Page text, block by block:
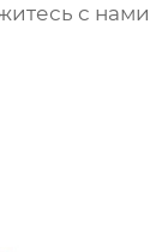
с нами